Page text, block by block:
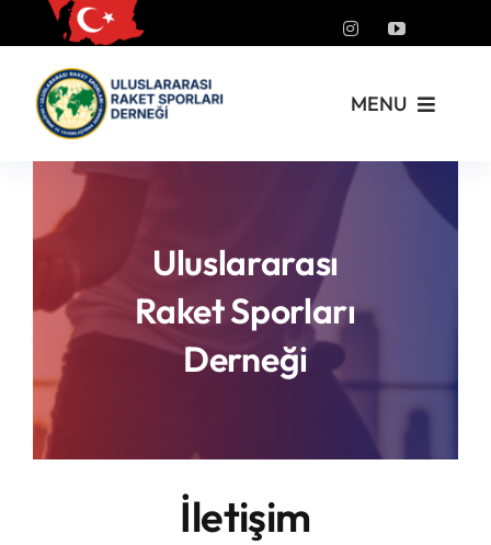
to
content
MENU
Kurumsal
Yönetmelikler
Turnuvalar
PickleFast
Branşlar
Uluslararası
Raket Sporları
Derneği
İletişim